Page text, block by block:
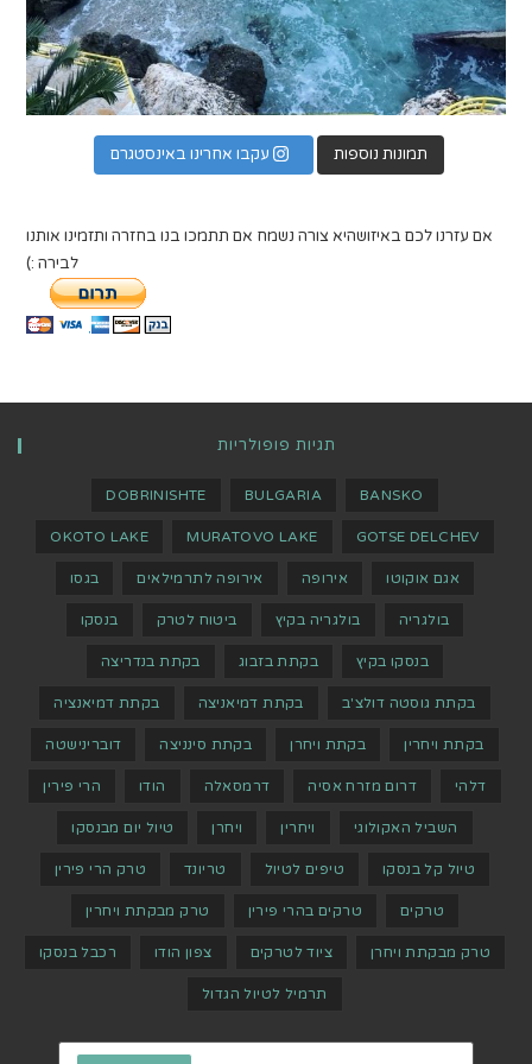
תמונות נוספות עקבו אחרינו באינסטגרם
אם עזרנו לכם באיזושהיא צורה נשמח אם תתמכו בנו בחזרה ותזמינו אותנו
לבירה :)
תגיות פופולריות
BANSKO
BULGARIA
DOBRINISHTE
GOTSE DELCHEV
MURATOVO LAKE
OKOTO LAKE
אגם אוקוטו אירופה אירופה לתרמילאים בגסו
בולגריה בולגריה בקיץ ביטוח לטרק בנסקו
בנסקו בקיץ בקתת בזבוג בקתת בנדריצה
בקתת גוסטה דולצ'ב בקתת דמיאניצה בקתת דמיאנציה
בקתת ויחרין בקתת ויחרן בקתת סינניצה דוברינישטה
דלהי דרום מזרח אסיה דרמסאלה הודו הרי פירין
השביל האקולוגי ויחרין ויחרן טיול יום מבנסקו
טיול קל בנסקו טיפים לטיול טריונד טרק הרי פירין
טרקים טרקים בהרי פירין טרק מבקתת ויחרין
טרק מבקתת ויחרן ציוד לטרקים צפון הודו רכבל בנסקו
תרמיל לטיול הגדול